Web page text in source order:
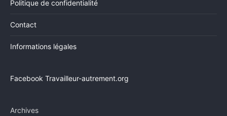
Politique de confidentialité
Contact
Informations légales
Facebook Travailleur-autrement.org
Archives